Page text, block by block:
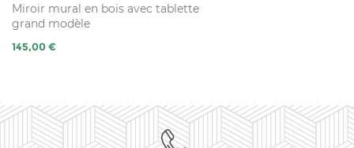
Miroir mural en bois avec tablette
grand modèle
Prix
145,00 €